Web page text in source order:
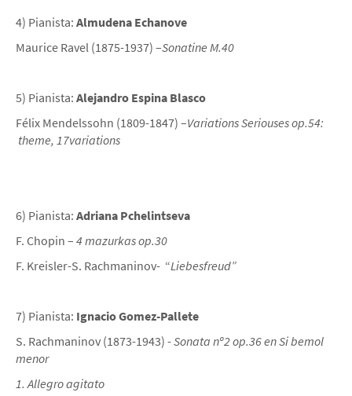
4) Pianista: Almudena Echanove
Maurice Ravel (1875-1937) –Sonatine M.40
5) Pianista: Alejandro Espina Blasco
Félix Mendelssohn (1809-1847) –Variations Seriouses op.54:
theme, 17variations
6) Pianista: Adriana Pchelintseva
F. Chopin – 4 mazurkas op.30
F. Kreisler-S. Rachmaninov- “Liebesfreud”
7) Pianista: Ignacio Gomez-Pallete
S. Rachmaninov (1873-1943) -Sonata nº2 op.36 en Si bemol
menor
1. Allegro agitato